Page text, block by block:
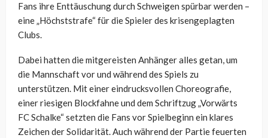
Fans ihre Enttäuschung durch Schweigen spürbar werden –
eine „Höchststrafe“ für die Spieler des krisengeplagten
Clubs.
Dabei hatten die mitgereisten Anhänger alles getan, um
die Mannschaft vor und während des Spiels zu
unterstützen. Mit einer eindrucksvollen Choreografie,
einer riesigen Blockfahne und dem Schriftzug „Vorwärts
FC Schalke“ setzten die Fans vor Spielbeginn ein klares
Zeichen der Solidarität. Auch während der Partie feuerten